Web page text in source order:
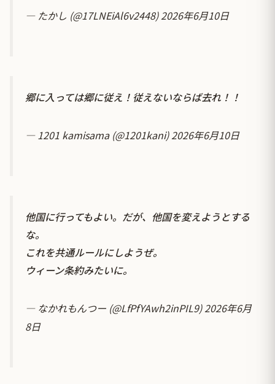
— たかし (@17LNEiAl6v2448)2026年6月10日
郷に入っては郷に従え！従えないならば去れ！！
— 1201 kamisama (@1201kani)2026年6月10日
他国に行ってもよい。だが、他国を変えようとする
な。
これを共通ルールにしようぜ。
ウィーン条約みたいに。
— なかれもんつー (@LfPfYAwh2inPIL9)2026年6月
8日